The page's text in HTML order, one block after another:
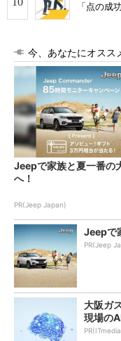
「点の成
今、あなたにオスス
Jeepで家族と夏一番の
へ！
PR(Jeep Japan)
Jeepで
PR(Jeep
大阪ガ
現場の